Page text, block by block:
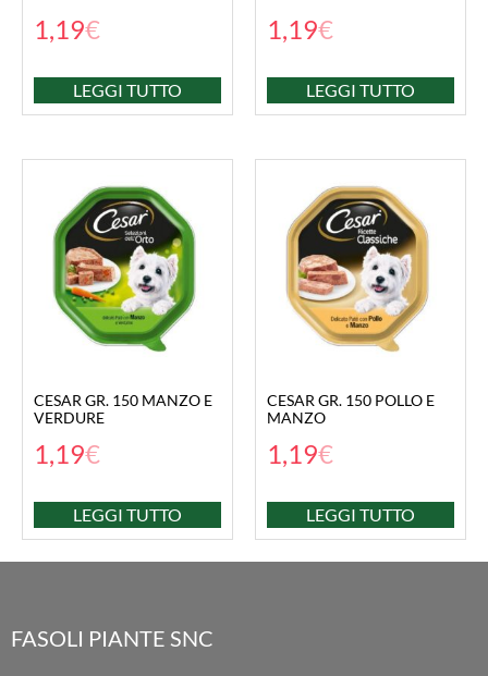
1,19€
LEGGI TUTTO
1,19€
LEGGI TUTTO
CESAR GR. 150 MANZO E
VERDURE
1,19€
LEGGI TUTTO
CESAR GR. 150 POLLO E
MANZO
1,19€
LEGGI TUTTO
FASOLI PIANTE SNC